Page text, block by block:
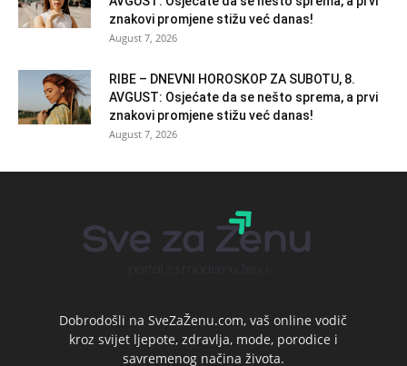
znakovi promjene stižu već danas!
August 7, 2026
RIBE – DNEVNI HOROSKOP ZA SUBOTU, 8.
AVGUST: Osjećate da se nešto sprema, a prvi
znakovi promjene stižu već danas!
August 7, 2026
Dobrodošli na SveZaŽenu.com, vaš online vodič
kroz svijet ljepote, zdravlja, mode, porodice i
savremenog načina života.